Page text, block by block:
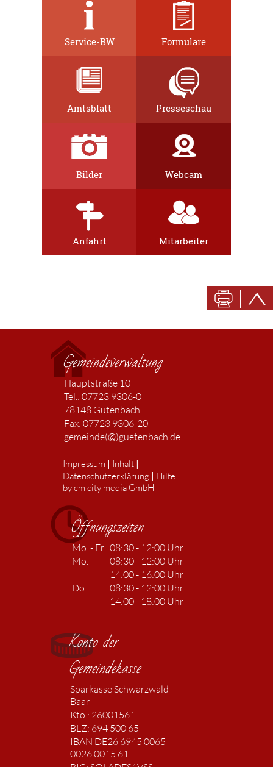
Service-BW Formulare
Amtsblatt Presseschau
Bilder Webcam
Anfahrt Mitarbeiter
Gemeindeverwaltung
Hauptstraße 10
Tel.: 07723 9306-0
78148 Gütenbach
Fax: 07723 9306-20
gemeinde(@)guetenbach.de
Impressum | Inhalt|
Datenschutzerklärung | Hilfe
by cm city media GmbH
Öffnungszeiten
Mo. - Fr. 08:30 - 12:00 Uhr
Mo.
08:30 - 12:00 Uhr
14:00 - 16:00 Uhr
Do.
08:30 - 12:00 Uhr
14:00 - 18:00 Uhr
Konto der
Gemeindekasse
Sparkasse Schwarzwald-
Baar
Kto.: 26001561
BLZ: 694 500 65
IBAN DE26 6945 0065
0026 0015 61